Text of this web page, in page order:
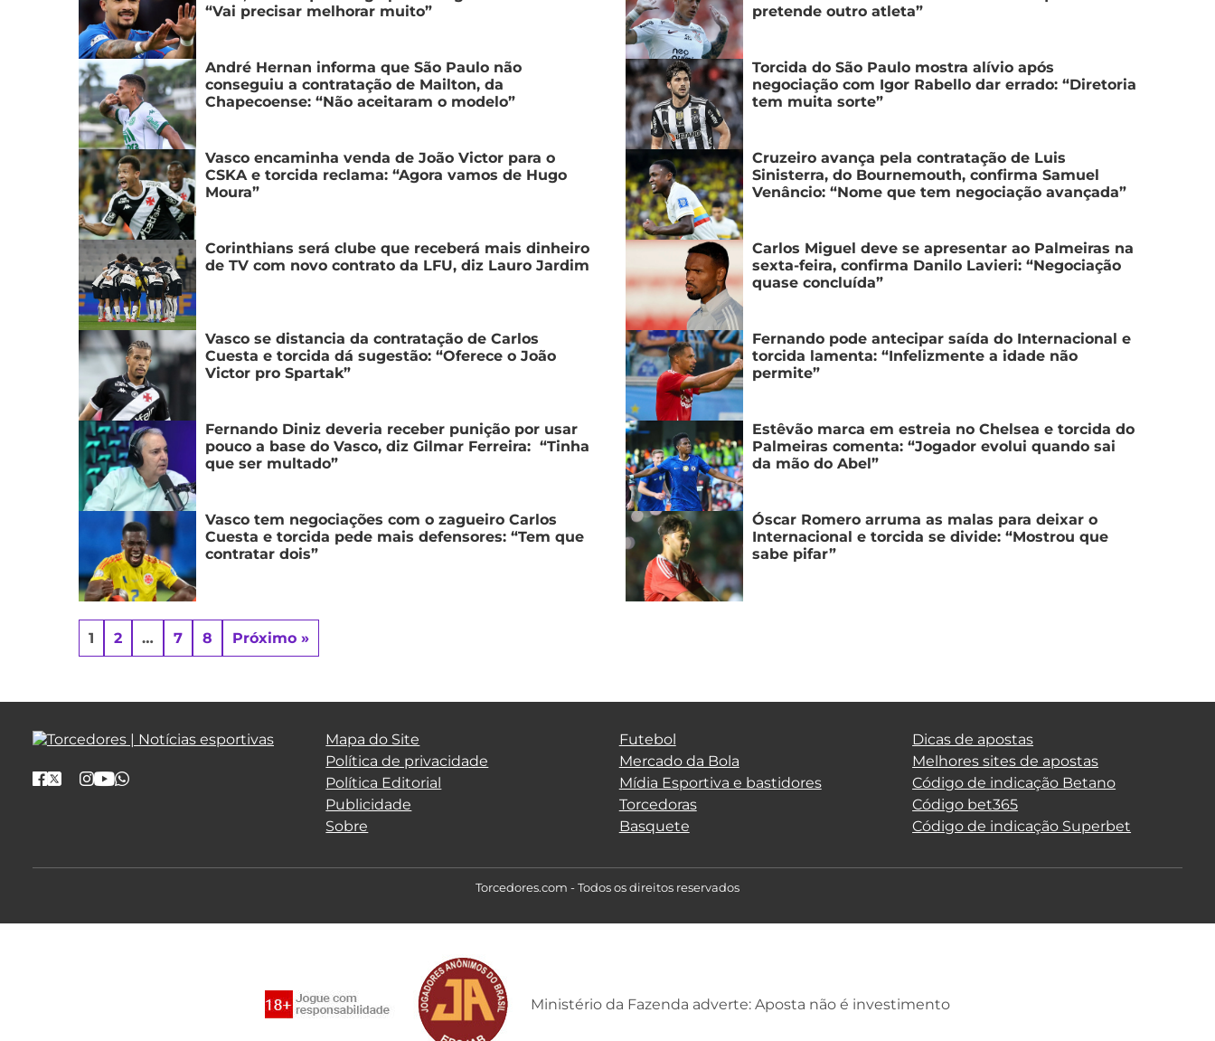
“Vai precisar melhorar muito”
pretende outro atleta”
André Hernan informa que São Paulo não
conseguiu a contratação de Mailton, da
Chapecoense: “Não aceitaram o modelo”
Torcida do São Paulo mostra alívio após
negociação com Igor Rabello dar errado: “Diretoria
tem muita sorte”
Vasco encaminha venda de João Victor para o
CSKA e torcida reclama: “Agora vamos de Hugo
Moura”
Cruzeiro avança pela contratação de Luis
Sinisterra, do Bournemouth, confirma Samuel
Venâncio: “Nome que tem negociação avançada”
Corinthians será clube que receberá mais dinheiro
de TV com novo contrato da LFU, diz Lauro Jardim
Carlos Miguel deve se apresentar ao Palmeiras na
sexta-feira, confirma Danilo Lavieri: “Negociação
quase concluída”
Vasco se distancia da contratação de Carlos
Cuesta e torcida dá sugestão: “Oferece o João
Victor pro Spartak”
Fernando pode antecipar saída do Internacional e
torcida lamenta: “Infelizmente a idade não
permite”
Fernando Diniz deveria receber punição por usar
pouco a base do Vasco, diz Gilmar Ferreira: “Tinha
que ser multado”
Estêvão marca em estreia no Chelsea e torcida do
Palmeiras comenta: “Jogador evolui quando sai
da mão do Abel”
Vasco tem negociações com o zagueiro Carlos
Cuesta e torcida pede mais defensores: “Tem que
contratar dois”
Óscar Romero arruma as malas para deixar o
Internacional e torcida se divide: “Mostrou que
sabe pifar”
1 2 … 7 8 Próximo »
Mapa do Site
Política de privacidade
Política Editorial
Publicidade
Sobre
Futebol
Mercado da Bola
Mídia Esportiva e bastidores
Torcedoras
Basquete
Dicas de apostas
Melhores sites de apostas
Código de indicação Betano
Código bet365
Código de indicação Superbet
Torcedores.com - Todos os direitos reservados
Ministério da Fazenda adverte: Aposta não é investimento